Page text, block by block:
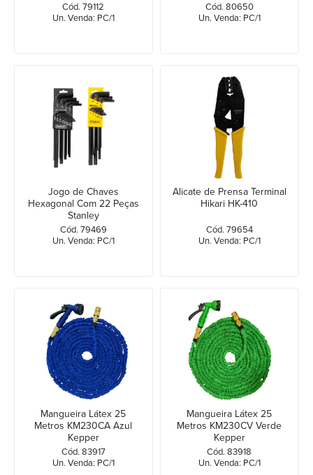
Cód. 79112
Un. Venda: PC/1
Cód. 80650
Un. Venda: PC/1
Jogo de Chaves
Hexagonal Com 22 Peças
Stanley
Cód. 79469
Un. Venda: PC/1
Alicate de Prensa Terminal
Hikari HK-410
Cód. 79654
Un. Venda: PC/1
Mangueira Látex 25
Metros KM230CA Azul
Kepper
Cód. 83917
Un. Venda: PC/1
Mangueira Látex 25
Metros KM230CV Verde
Kepper
Cód. 83918
Un. Venda: PC/1